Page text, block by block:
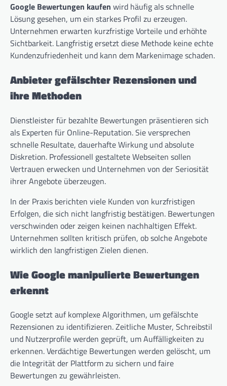
Google Bewertungen kaufen wird häufig als schnelle
Lösung gesehen, um ein starkes Profil zu erzeugen.
Unternehmen erwarten kurzfristige Vorteile und erhöhte
Sichtbarkeit. Langfristig ersetzt diese Methode keine echte
Kundenzufriedenheit und kann dem Markenimage schaden.
Anbieter gefälschter Rezensionen und
ihre Methoden
Dienstleister für bezahlte Bewertungen präsentieren sich
als Experten für Online-Reputation. Sie versprechen
schnelle Resultate, dauerhafte Wirkung und absolute
Diskretion. Professionell gestaltete Webseiten sollen
Vertrauen erwecken und Unternehmen von der Seriosität
ihrer Angebote überzeugen.
In der Praxis berichten viele Kunden von kurzfristigen
Erfolgen, die sich nicht langfristig bestätigen. Bewertungen
verschwinden oder zeigen keinen nachhaltigen Effekt.
Unternehmen sollten kritisch prüfen, ob solche Angebote
wirklich den langfristigen Zielen dienen.
Wie Google manipulierte Bewertungen
erkennt
Google setzt auf komplexe Algorithmen, um gefälschte
Rezensionen zu identifizieren. Zeitliche Muster, Schreibstil
und Nutzerprofile werden geprüft, um Auffälligkeiten zu
erkennen. Verdächtige Bewertungen werden gelöscht, um
die Integrität der Plattform zu sichern und faire
Bewertungen zu gewährleisten.